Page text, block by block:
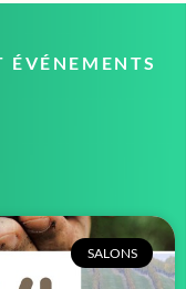
SALONS